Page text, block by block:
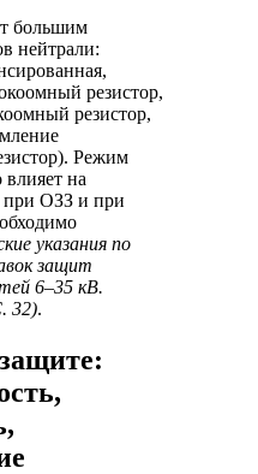
большим
нейтрали:
резистор,
резистор,
Режим
на
при ОЗЗ и при
указания по
защит
6–35 кВ.
32).